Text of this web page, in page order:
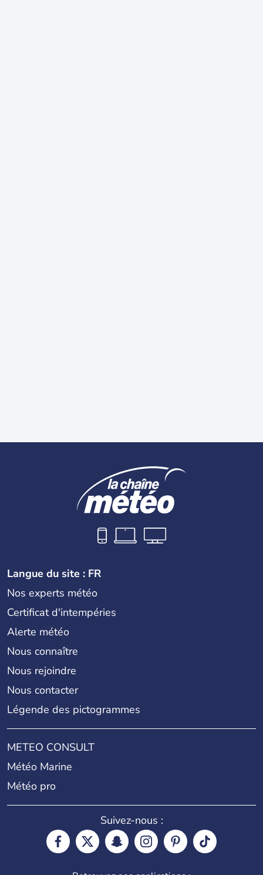
Langue du site : FR
Nos experts météo
Certificat d'intempéries
Alerte météo
Nous connaître
Nous rejoindre
Nous contacter
Légende des pictogrammes
METEO CONSULT
Météo Marine
Météo pro
Suivez-nous :